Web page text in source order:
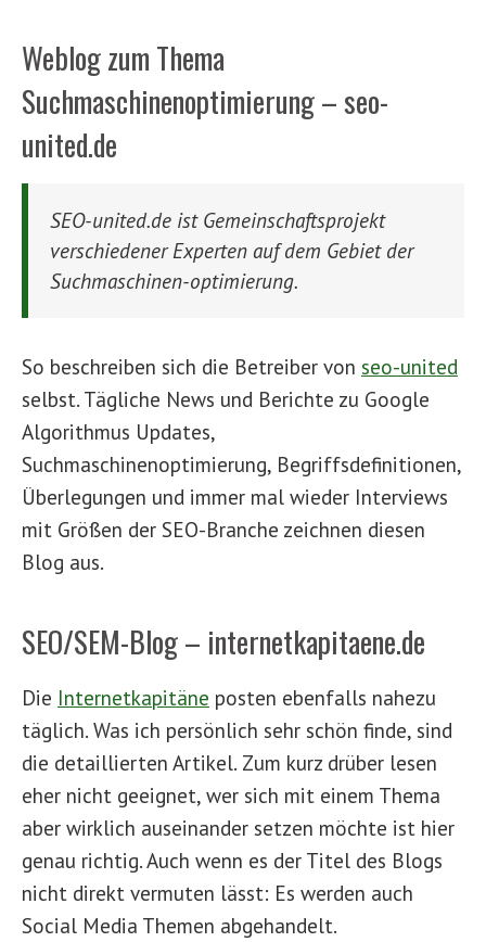
Weblog zum Thema
Suchmaschinenoptimierung – seo-
united.de
SEO-united.de ist Gemeinschaftsprojekt
verschiedener Experten auf dem Gebiet der
Suchmaschinen-optimierung.
So beschreiben sich die Betreiber von seo-united
selbst. Tägliche News und Berichte zu Google
Algorithmus Updates,
Suchmaschinenoptimierung, Begriffsdefinitionen,
Überlegungen und immer mal wieder Interviews
mit Größen der SEO-Branche zeichnen diesen
Blog aus.
SEO/SEM-Blog – internetkapitaene.de
Die Internetkapitäne posten ebenfalls nahezu
täglich. Was ich persönlich sehr schön finde, sind
die detaillierten Artikel. Zum kurz drüber lesen
eher nicht geeignet, wer sich mit einem Thema
aber wirklich auseinander setzen möchte ist hier
genau richtig. Auch wenn es der Titel des Blogs
nicht direkt vermuten lässt: Es werden auch
Social Media Themen abgehandelt.